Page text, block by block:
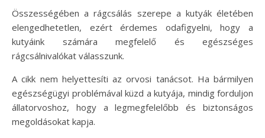
Összességében a rágcsálás szerepe a kutyák életében
elengedhetetlen, ezért érdemes odafigyelni, hogy a
kutyáink számára megfelelő és egészséges
rágcsálnivalókat válasszunk.
A cikk nem helyettesíti az orvosi tanácsot. Ha bármilyen
egészségügyi problémával küzd a kutyája, mindig forduljon
állatorvoshoz, hogy a legmegfelelőbb és biztonságos
megoldásokat kapja.